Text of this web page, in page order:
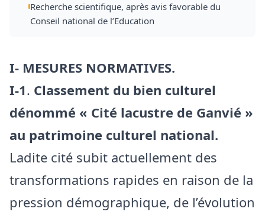
Recherche scientifique, après avis favorable du
Conseil national de l’Education
I- MESURES NORMATIVES.
I-1. Classement du bien culturel
dénommé « Cité lacustre de Ganvié »
au patrimoine culturel national.
Ladite cité subit actuellement des
transformations rapides en raison de la
pression démographique, de l’évolution